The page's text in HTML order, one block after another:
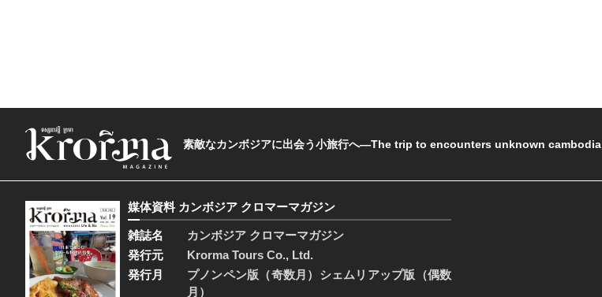
素敵なカンボジアに出会う小旅行へ―The trip to encounters unknown cambodia
媒体資料 カンボジア クロマーマガジン
雑誌名
カンボジア クロマーマガジン
発行元
Krorma Tours Co., Ltd.
発行月
プノンペン版（奇数月）シェムリアップ版（偶数
月）